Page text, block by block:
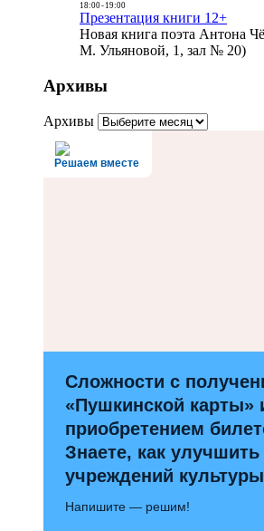
18:00- 19:00
Презентация книги 12+
Новая книга поэта Антона
М. Ульяновой, 1, зал № 20)
Архивы
Архивы
Решаем вместе
Сложности с
«Пушкинской карты»
приобретением
Знаете, как улучшить
учреждений
Напишите — решим!